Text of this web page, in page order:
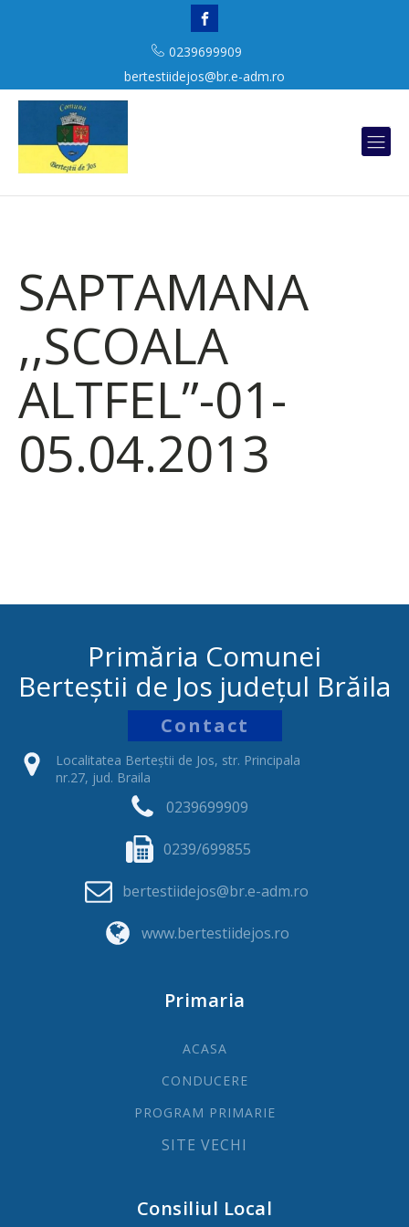
0239699909
bertestiidejos@br.e-adm.ro
SAPTAMANA
,,SCOALA
ALTFEL”-01-
05.04.2013
Primăria Comunei
Berteștii de Jos județul Brăila
Contact
Localitatea Berteștii de Jos, str. Principala
nr.27, jud. Braila
0239699909
0239/699855
bertestiidejos@br.e-adm.ro
www.bertestiidejos.ro
Primaria
ACASA
CONDUCERE
PROGRAM PRIMARIE
SITE VECHI
Consiliul Local